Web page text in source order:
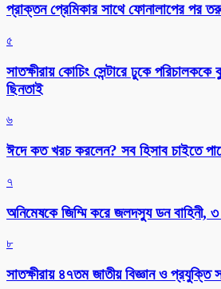
প্রাক্তন প্রেমিকার সাথে ফোনালাপের পর
৫
সাতক্ষীরায় কোচিং সেন্টারে ঢুকে
ছিনতাই
৬
ঈদে কত খরচ করলেন? সব হিসাব চাইতে
৭
অনিমেষকে জিম্মি করে জলদস্যু ডন
৮
সাতক্ষীরায় ৪৭তম জাতীয় বিজ্ঞান ও